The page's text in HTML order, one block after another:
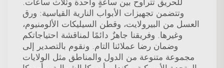
وتتضمن تجهيزات الأبواب النارية القياسية: ورق
العسل من البيرولايت، وقطن السيليكات الألومنيوم،
وغيرها. وفريقنا جاهزٌ دائمًا لمناقشة احتياجاتكم
وضمان رضا عملائنا التام. ونقوم بالتصدير إلى
مجموعة متنوعة من الدول والمناطق مثل الولايات